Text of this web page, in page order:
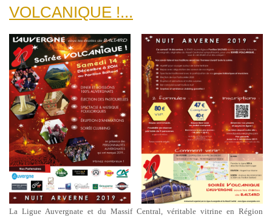
VOLCANIQUE !...
La Ligue Auvergnate et du Massif Central, véritable vitrine en Région